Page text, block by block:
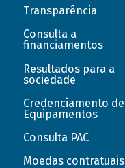
Transparência
Consulta a
financiamentos
Resultados para a
sociedade
Credenciamento de
Equipamentos
Consulta PAC
Moedas contratuais